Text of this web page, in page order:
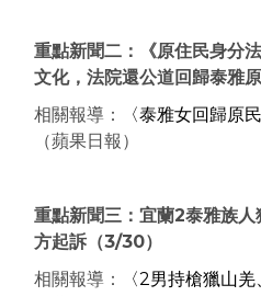
重點新聞二：《原住民身分
文化，法院還公道回歸泰雅
相關報導：
〈泰雅女回歸原
（蘋果日報）
重點新聞三：宜蘭2泰雅族
方起訴 （3/30）
相關報導：
〈2男持槍獵山